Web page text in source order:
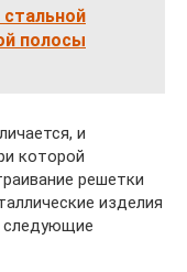
полосы
и
которой
решетки
изделия
следующие